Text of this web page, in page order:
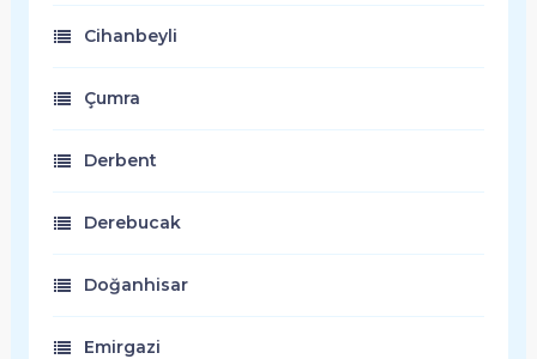
Cihanbeyli
Çumra
Derbent
Derebucak
Doğanhisar
Emirgazi